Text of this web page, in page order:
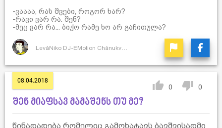
-ვაააა, რას შვები, როგორ ხარ?
-რავი ვარ რა. შენ?
-მეც ვარ რა... ბიჭო რამე ხო არ გაჩითულა?
LevåNiko DJ-EMotion ChånukvåDze
08.04.2018
0 0
შენ მიაფსავ მამაშენს თუ მე?
წინადადება რომელიც გამოხატავს ბავშვისადმი